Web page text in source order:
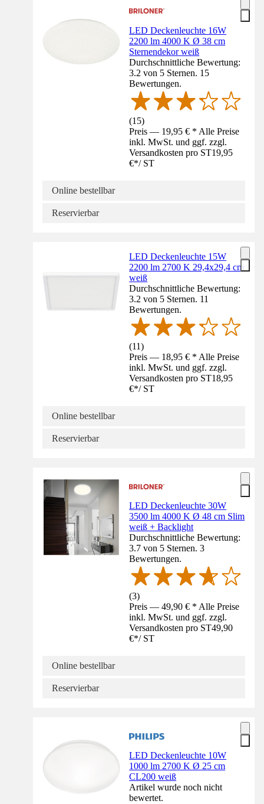
LED Deckenleuchte 16W
2200 lm 4000 K Ø 38 cm
Sternendekor weiß
Durchschnittliche Bewertung:
3.2 von 5 Sternen. 15
Bewertungen.
(15)
Preis — 19,95 € * Alle Preise
inkl. MwSt. und ggf. zzgl.
Versandkosten pro ST19,95
€*/ ST
Online bestellbar
Reservierbar
LED Deckenleuchte 15W
2200 lm 2700 K 29,4x29,4 cm
weiß
Durchschnittliche Bewertung:
3.2 von 5 Sternen. 11
Bewertungen.
(11)
Preis — 18,95 € * Alle Preise
inkl. MwSt. und ggf. zzgl.
Versandkosten pro ST18,95
€*/ ST
Online bestellbar
Reservierbar
LED Deckenleuchte 30W
3500 lm 4000 K Ø 48 cm Slim
weiß + Backlight
Durchschnittliche Bewertung:
3.7 von 5 Sternen. 3
Bewertungen.
(3)
Preis — 49,90 € * Alle Preise
inkl. MwSt. und ggf. zzgl.
Versandkosten pro ST49,90
€*/ ST
Online bestellbar
Reservierbar
LED Deckenleuchte 10W
1000 lm 2700 K Ø 25 cm
CL200 weiß
Artikel wurde noch nicht
bewertet.